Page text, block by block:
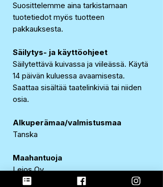
Suosittelemme aina tarkistamaan
tuotetiedot myös tuotteen
pakkauksesta.
Säilytys- ja käyttöohjeet
Säilytettävä kuivassa ja viileässä. Käytä
14 päivän kuluessa avaamisesta.
Saattaa sisältää taatelinkiviä tai niiden
osia.
Alkuperämaa/valmistusmaa
Tanska
Maahantuoja
Lejos Oy
Keilaranta 10 E, 02150 Espoo